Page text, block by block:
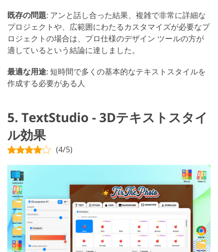
既存の問題: アンと話し合った結果、複雑で非常に詳細な
プロジェクトや、広範囲にわたるカスタマイズが必要なプ
ロジェクトの場合は、プロ仕様のデザイン ツールの方が
適しているという結論に達しました。
最適な用途: 短時間で多くの基本的なテキストスタイルを
作成する必要がある人
5. TextStudio - 3Dテキストスタイ
ル効果
(4/5)